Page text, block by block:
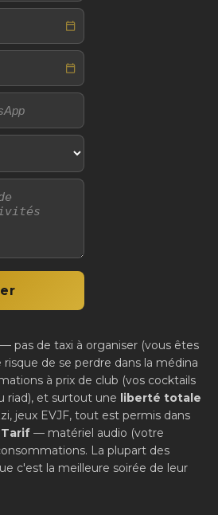
— pas de taxi à organiser (vous êtes
risque de se perdre dans la médina
à prix de club (vos cocktails
riad), et surtout une liberté totale
jeux EVJF, tout est permis dans
Tarif — matériel audio (votre
La plupart des
c'est la meilleure soirée de leur